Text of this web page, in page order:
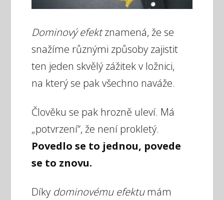
Dominový efektznamená, že se
snažíme různými způsoby zajistit
ten jeden skvělý zážitek v ložnici,
na který se pak všechno naváže.
Člověku se pak hrozně uleví. Má
„potvrzení“, že není prokletý.
Povedlo se to jednou, povede
se to znovu.
Díky dominovému efektu mám